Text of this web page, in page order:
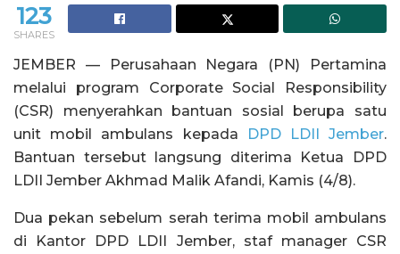
123
SHARES
JEMBER — Perusahaan Negara (PN) Pertamina
melalui program Corporate Social Responsibility
(CSR) menyerahkan bantuan sosial berupa satu
unit mobil ambulans kepada
DPD LDII Jember.
Bantuan tersebut langsung diterima Ketua DPD
LDII Jember Akhmad Malik Afandi, Kamis (4/8).
Dua pekan sebelum serah terima mobil ambulans
di Kantor DPD LDII Jember, staf manager CSR